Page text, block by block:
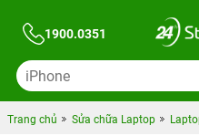
1900.0351
Trang chủ Sửa chữa Laptop